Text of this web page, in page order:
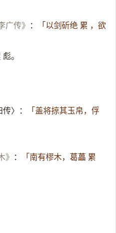
广传》 ：
「以剑斫绝 累 ，欲
。
〉：
「盖将掠其玉帛，俘
》 ：
「南有樛木，葛藟 累